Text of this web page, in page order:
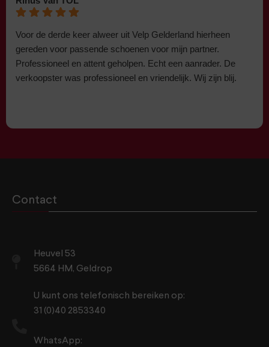
Voor de derde keer alweer uit Velp Gelderland hierheen
gereden voor passende schoenen voor mijn partner.
Professioneel en attent geholpen. Echt een aanrader. De
verkoopster was professioneel en vriendelijk. Wij zijn blij.
Contact
Heuvel 53
5664 HM, Geldrop
U kunt ons telefonisch bereiken op:
31 (0)40 2853340
WhatsApp: